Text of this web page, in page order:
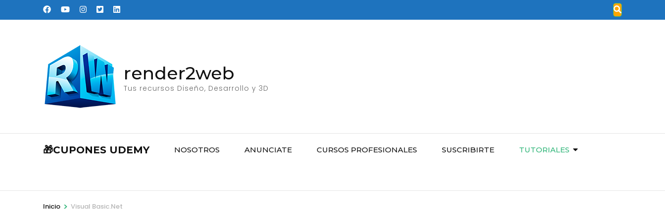
al
render2web
Tus recursos Diseño, Desarrollo y 3D
🎁CUPONES UDEMY NOSOTROS ANUNCIATE CURSOS PROFESIONALES SUSCRIBIRTE TUTORIALES
Inicio > Visual Basic.Net